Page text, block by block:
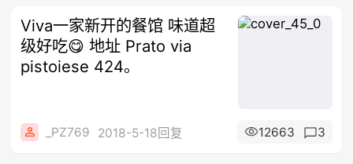
Viva一家新开的餐馆 味道超
级好吃😋 地址 Prato via
pistoiese 424。
_PZ769 2018-5-18回复 12663 3